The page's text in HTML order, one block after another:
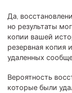
Да,
но результаты
копии вашей
резервная копия
удаленных
Вероятность
которые были